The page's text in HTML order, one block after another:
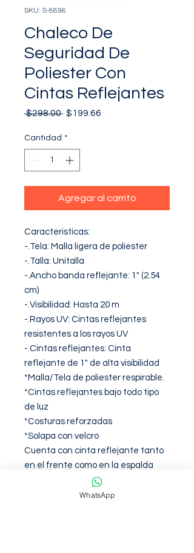
SKU: S-8896
Chaleco De
Seguridad De
Poliester Con
Cintas Reflejantes
$298.00 Precio
$199.66
Cantidad *
Agregar al carrito
Caracteristicas:
-.Tela: Malla ligera de poliester
-.Talla: Unitalla
-.Ancho banda reflejante: 1" (2.54
cm)
-.Visibilidad: Hasta 20 m
-.Rayos UV: Cintas reflejantes
resistentes a los rayos UV
-.Cintas reflejantes: Cinta
reflejante de 1" de alta visibilidad
*Malla/Tela de poliester respirable.
*Cintas reflejantes bajo todo tipo
de luz
*Costuras reforzadas
*Solapa con velcro
Cuenta con cinta reflejante tanto
en el frente como en la espalda
Garantia de 6 meses contra
WhatsApp